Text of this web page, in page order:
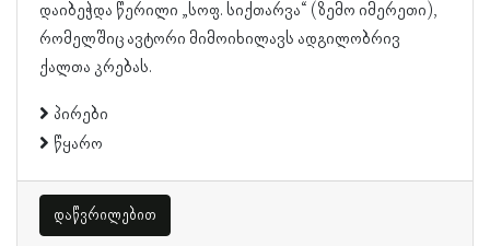
დაიბეჭდა წერილი „სოფ. სიქთარვა“ (ზემო იმერეთი),
რომელშიც ავტორი მიმოიხილავს ადგილობრივ
ქალთა კრებას.
პირები
წყარო
დაწვრილებით